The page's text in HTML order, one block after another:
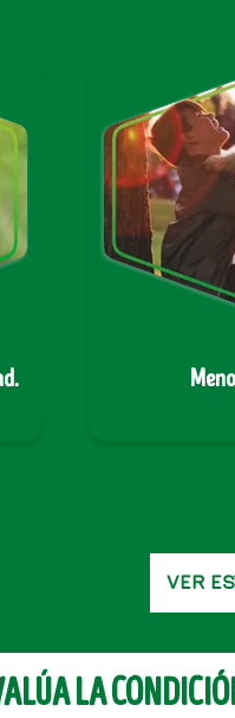
VER
LA